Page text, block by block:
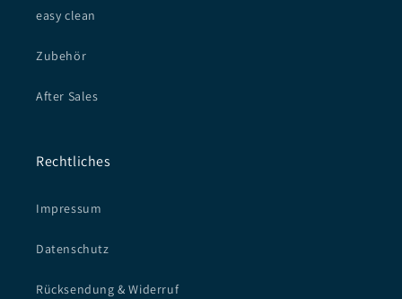
easy clean
Zubehör
After Sales
Rechtliches
Impressum
Datenschutz
Rücksendung & Widerruf